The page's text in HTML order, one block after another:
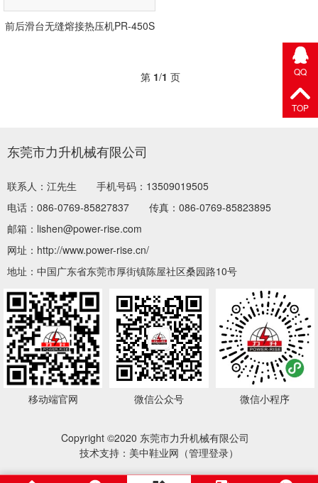
前后滑台无缝熔接热压机PR-450S
第 1/1 页
东莞市力升机械有限公司
联系人：江先生
手机号码：13509019505
电话：086-0769-85827837
传真：086-0769-85823895
邮箱：lishen@power-rise.com
网址：http://www.power-rise.cn/
地址：中国广东省东莞市厚街镇陈屋社区桑园路10号
移动端官网 微信公众号 微信小程序
QQ
TOP
Copyright ©2020 东莞市力升机械有限公司
技术支持：美中鞋业网（管理登录）